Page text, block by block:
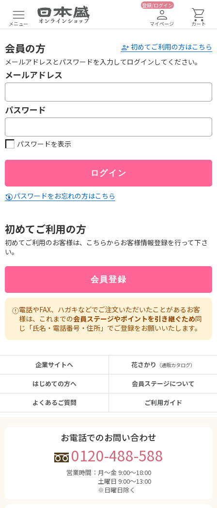
メニュー
登録/ログイン
マイページ カート
初めてご利用の方はこちら
会員の方
メールアドレスとパスワードを入力してログインしてください。
メールアドレス
パスワード
パスワードを表示
パスワードをお忘れの方はこちら
初めてご利用の方
初めてご利用のお客様は、こちらからお客様情報登録を行って下さ
い。
電話やFAX、ハガキなどでご注文いただいたことがあるお客
様は、これまでの会員ステージやポイントを引き継ぐため同
じ「氏名・電話番号・住所」でご登録をお願いいたします。
企業サイトへ
はじめての方へ
よくあるご質問
花さかり （通販カタログ）
会員ステージについて
ご利用ガイド
お電話でのお問い合わせ
0120-488-588
営業時間： 月〜金 9:00〜18:00
土曜日 9:00〜13:00
※日曜日除く